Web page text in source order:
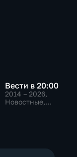
Вести в 20:00
2014 – 2026,
Новостные,